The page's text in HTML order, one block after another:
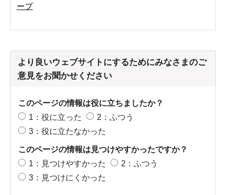
ープ
より良いウェブサイトにするためにみなさまのご
意見をお聞かせください
このページの情報は役に立ちましたか？
1：役に立った
2：ふつう
3：役に立たなかった
このページの情報は見つけやすかったですか？
1：見つけやすかった
2：ふつう
3：見つけにくかった